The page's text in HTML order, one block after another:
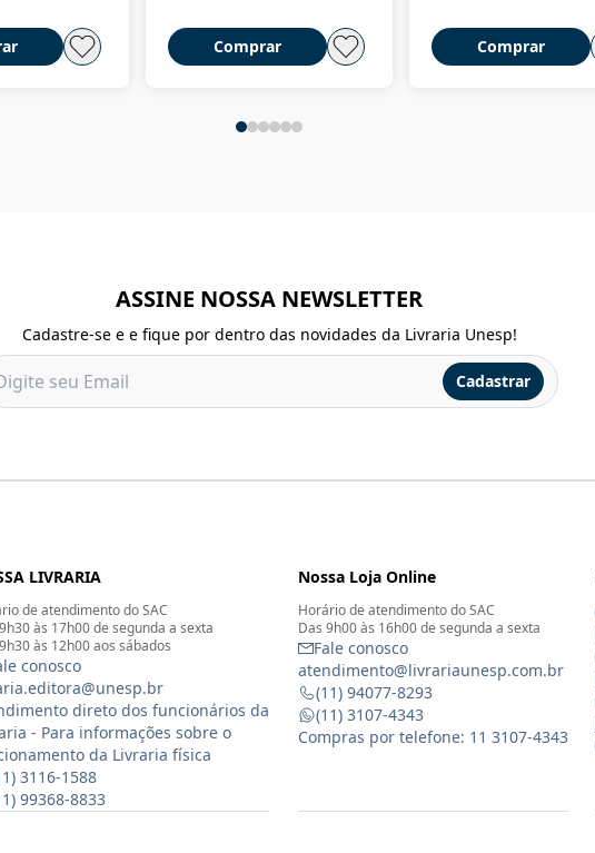
Comprar Comprar
ASSINE NOSSA NEWSLETTER
Cadastre-se e e fique por dentro das novidades da Livraria Unesp!
Cadastrar
LIVRARIA
de atendimento do SAC
às 17h00 de segunda a sexta
às 12h00 aos sábados
conosco
direto dos funcionários da
- Para informações sobre o
da Livraria física
3116-1588
99368-8833
Nossa Loja Online
Horário de atendimento do SAC
Das 9h00 às 16h00 de segunda a sexta
Fale conosco
atendimento@livrariaunesp.com.br
(11) 94077-8293
(11) 3107-4343
Compras por telefone: 11 3107-4343